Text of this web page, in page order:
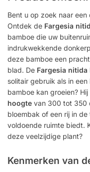
Bent u op zoek naar
Ontdek de Fargesia
bamboe die uw
indrukwekkende
deze bamboe een
blad. De Fargesia nitida
solitair gebruik als in
bamboe kan groeien?
hoogte van 300 tot 350
bloembak of een rij in
voldoende ruimte biedt.
deze veelzijdige plant?
Kenmerken van